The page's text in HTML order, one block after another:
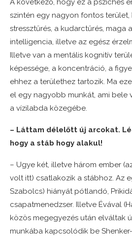
A következő, hogy ez a pszichés
szintén egy nagyon fontos
stressztűrés, a kudarctűrés, maga
intelligencia, illetve az egész
Illetve van a mentális kognitív
képessége, a koncentráció, a
ehhez a területhez tartozik. Ma
el egy nagyobb munkát, ami bele
a vízilabda közegébe.
– Láttam délelőtt új arcokat.
hogy a stáb hogy alakul!
– Ugye két, illetve három ember
volt itt) csatlakozik a stábhoz. Az
Szabolcs) hiányát pótlandó,
csapatmenedzser. Illetve Évával
közös megegyezés után elváltak
munkába kapcsolódik be